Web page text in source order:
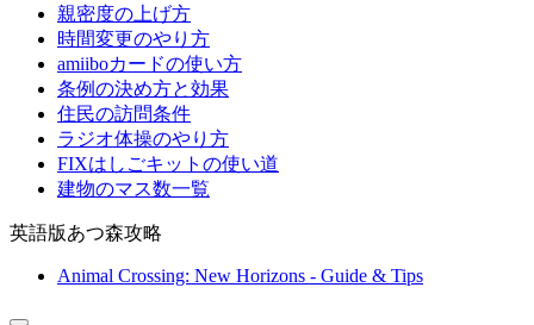
親密度の上げ方
時間変更のやり方
amiiboカードの使い方
条例の決め方と効果
住民の訪問条件
ラジオ体操のやり方
FIXはしごキットの使い道
建物のマス数一覧
英語版あつ森攻略
Animal Crossing: New Horizons - Guide & Tips